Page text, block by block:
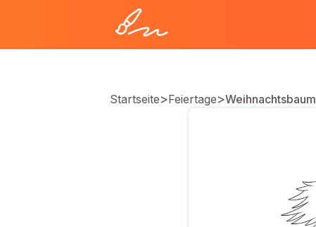
Startseite>Feiertage>Weihnachtsbaum